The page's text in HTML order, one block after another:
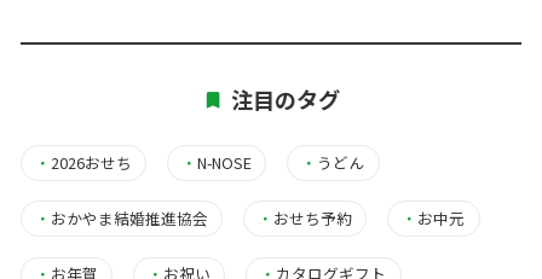
注目のタグ
・ 2026おせち ・N-NOSE ・ うどん
・ おかやま結婚推進協会 ・ おせち予約 ・ お中元
・ お年賀 ・ お祝い ・ カタログギフト